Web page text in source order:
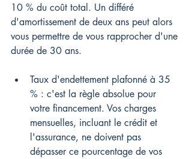
10 % du coût total. Un différé
d'amortissement de deux ans peut alors
vous permettre de vous rapprocher d'une
durée de 30 ans.
Taux d'endettement plafonné à 35
% : c'est la règle absolue pour
votre financement. Vos charges
mensuelles, incluant le crédit et
l'assurance, ne doivent pas
dépasser ce pourcentage de vos